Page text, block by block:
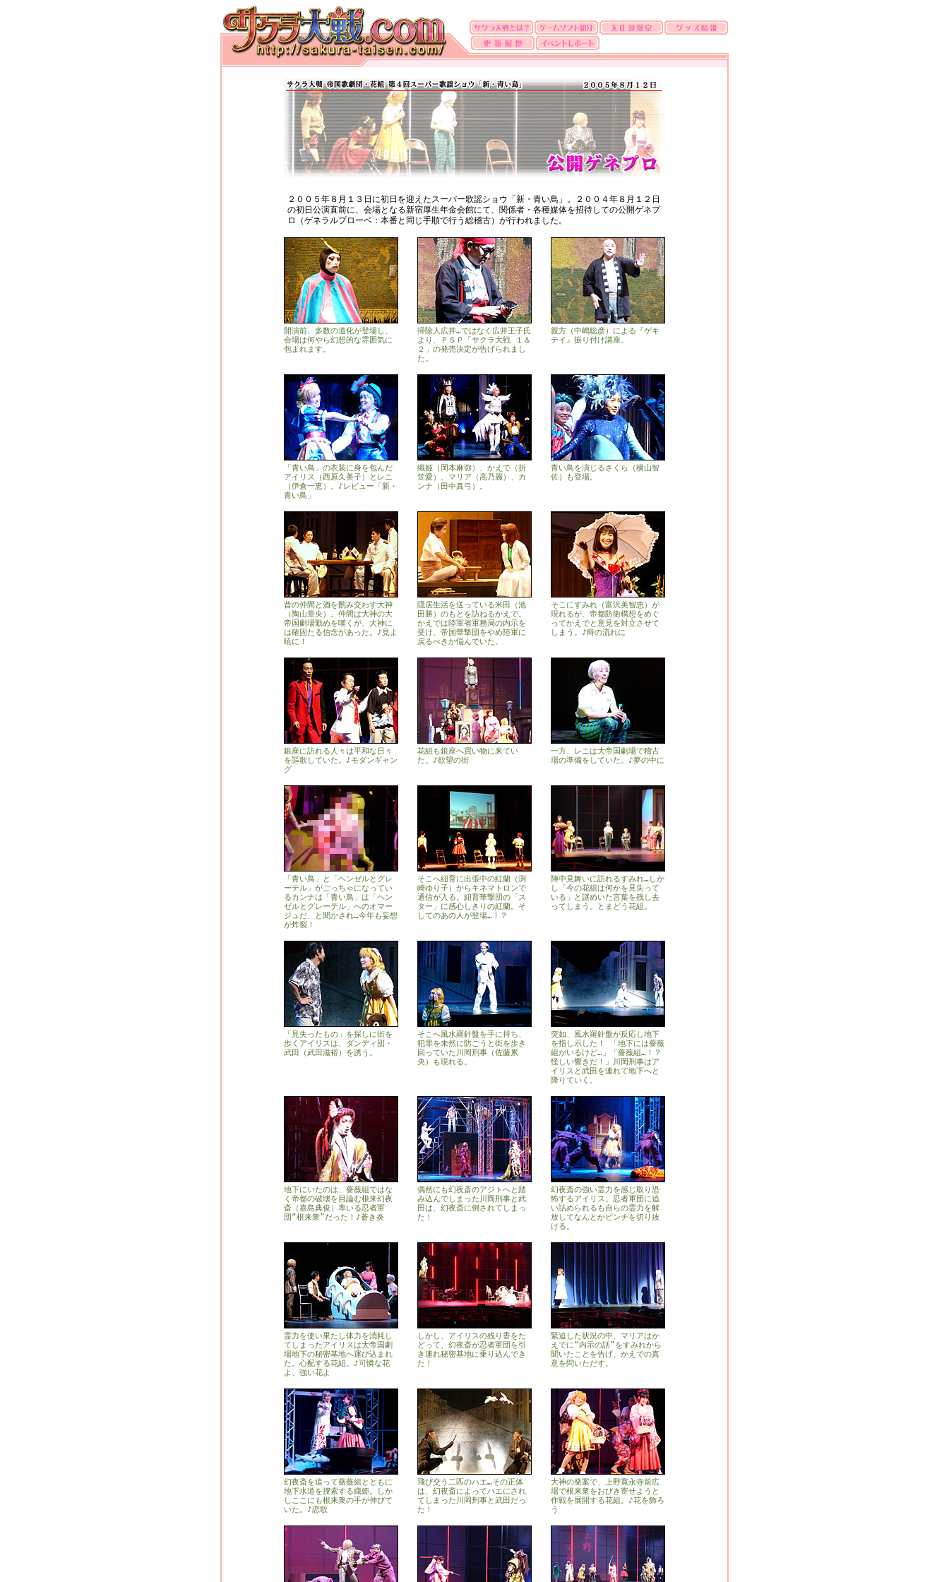
２００５年８月１３日に初日を迎えたスーパー歌謡ショウ「新・青い鳥」。２００４年８月１２日
の初日公演直前に、会場となる新宿厚生年金会館にて、関係者・各種媒体を招待しての公開ゲネプ
ロ（ゲネラルプローベ：本番と同じ手順で行う総稽古）が行われました。
開演前、多数の道化が登場し、
会場は何やら幻想的な雰囲気に
包まれます。
掃除人広井…ではなく広井王子氏
より、ＰＳＰ「サクラ大戦 １＆
２」の発売決定が告げられまし
た。
親方（中嶋聡彦）による『ゲキ
テイ』振り付け講座。
「青い鳥」の衣装に身を包んだ
アイリス（西原久美子）とレニ
（伊倉一恵）。♪レビュー「新・
青い鳥」
織姫（岡本麻弥）、かえで（折
笠愛）、マリア（高乃麗）、カ
ンナ（田中真弓）。
青い鳥を演じるさくら（横山智
佐）も登場。
昔の仲間と酒を酌み交わす大神
（陶山章央）。仲間は大神の大
帝国劇場勤めを嘆くが、大神に
は確固たる信念があった。♪見よ
暁に！
隠居生活を送っている米田（池
田勝）のもとを訪ねるかえで。
かえでは陸軍省軍務局の内示を
受け、帝国華撃団をやめ陸軍に
戻るべきか悩んでいた。
そこにすみれ（富沢美智恵）が
現れるが、帝都防衛構想をめぐ
ってかえでと意見を対立させて
しまう。♪時の流れに
銀座に訪れる人々は平和な日々
を謳歌していた。♪モダンギャン
グ
花組も銀座へ買い物に来てい
た。♪欲望の街
一方、レニは大帝国劇場で稽古
場の準備をしていた。♪夢の中に
「青い鳥」と「ヘンゼルとグレ
ーテル」がごっちゃになってい
るカンナは「青い鳥」は「ヘン
ゼルとグレーテル」へのオマー
ジュだ、と聞かされ…今年も妄想
が炸裂！
そこへ紐育に出張中の紅蘭（渕
崎ゆり子）からキネマトロンで
通信が入る。紐育華撃団の「ス
ター」に感心しきりの紅蘭。そ
してのあの人が登場…！？
陣中見舞いに訪れるすみれ…しか
し「今の花組は何かを見失って
いる」と謎めいた言葉を残し去
ってしまう。とまどう花組。
「見失ったもの」を探しに街を
歩くアイリスは、ダンディ団・
武田（武田滋裕）を誘う。
そこへ風水羅針盤を手に持ち、
犯罪を未然に防ごうと街を歩き
回っていた川岡刑事（佐藤累
央）も現れる。
突如、風水羅針盤が反応し地下
を指し示した！ 「地下には薔薇
組がいるけど…」「薔薇組…！？
怪しい響きだ！」川岡刑事はア
イリスと武田を連れて地下へと
降りていく。
地下にいたのは、薔薇組ではな
く帝都の破壊を目論む根来幻夜
斎（嘉島典俊）率いる忍者軍
団“根来衆”だった！♪蒼き炎
偶然にも幻夜斎のアジトへと踏
み込んでしまった川岡刑事と武
田は、幻夜斎に倒されてしまっ
た！
幻夜斎の強い霊力を感じ取り恐
怖するアイリス。忍者軍団に追
い詰められるも自らの霊力を解
放してなんとかピンチを切り抜
ける。
霊力を使い果たし体力を消耗し
てしまったアイリスは大帝国劇
場地下の秘密基地へ運び込まれ
た。心配する花組。♪可憐な花
よ、強い花よ
しかし、アイリスの残り香をた
どって、幻夜斎が忍者軍団を引
き連れ秘密基地に乗り込んでき
た！
緊迫した状況の中、マリアはか
えでに“内示の話”をすみれから
聞いたことを告げ、かえでの真
意を問いただす。
幻夜斎を追って薔薇組とともに
地下水道を捜索する織姫。しか
しここにも根来衆の手が伸びて
いた。♪恋歌
飛び交う二匹のハエ…その正体
は、幻夜斎によってハエにされ
てしまった川岡刑事と武田だっ
た！
大神の発案で、上野寛永寺前広
場で根来衆をおびき寄せようと
作戦を展開する花組。♪花を飾ろ
う